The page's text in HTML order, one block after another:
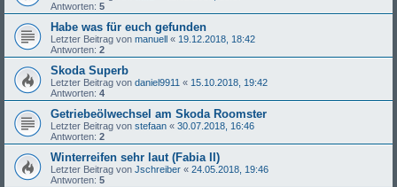
Antworten: 5
Habe was für euch gefunden
Letzter Beitrag von manuell « 19.12.2018, 18:42
Antworten: 2
Skoda Superb
Letzter Beitrag von daniel9911 « 15.10.2018, 19:42
Antworten: 4
Getriebeölwechsel am Skoda Roomster
Letzter Beitrag von stefaan « 30.07.2018, 16:46
Antworten: 2
Winterreifen sehr laut (Fabia II)
Letzter Beitrag von Jschreiber « 24.05.2018, 19:46
Antworten: 5